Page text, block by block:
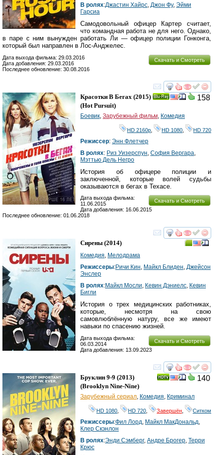
В ролях:Джастин Хайрс, Джон Фу, Эйми
Гарсиа
Самодовольный офицер Картер считает,
что командная работа не для него. Однако,
в паре с ним вынужден работать Ли — офицер полиции Гонконга,
который был направлен в Лос-Анджелес.
Скачать и Смотреть
Дата выхода фильма: 29.03.2016
Дата добавления: 29.03.2016
Последнее обновление: 30.08.2016
смотреть
158
Красотки В Бегах (2015)
(Hot Pursuit)
Боевик Зарубежный фильм Комедия
HD 2160р HD 1080 HD 720
Режиссер: Энн Флетчер
В ролях: Риз Уизерспун София Вергара
Мэттью Дель Негро
История об офицере полиции и
заключенной, которые волей судьбы
оказываются в бегах в Техасе.
Скачать и Смотреть
Дата выхода фильма:
11.06.2015
Дата добавления: 16.06.2015
Последнее обновление: 01.06.2018
смотреть
Сирены (2014)
Комедия, Мелодрама
Режиссеры:Ричи Кин, Майкл Блиден, Джейсон
Энслер
В ролях:Майкл Мосли, Кевин Дэниелс, Кевин
Бигли
История о трех медицинских работниках,
которые, несмотря на свою
самовлюблённую натуру, все же имеют
навыки по спасению жизней.
Скачать и Смотреть
Дата выхода фильма:
06.03.2014
Дата добавления: 13.09.2023
смотреть
140
Бруклин 9-9 (2013)
(Brooklyn Nine-Nine)
Зарубежный сериал, Комедия, Криминал
HD 1080 HD 720 Завершён Ситком
Режиссеры:Фил Лорд, Майкл МакДональд,
Клер Скэнлон
В ролях:Энди Сэмберг, Андре Брогер, Терри
Крюс